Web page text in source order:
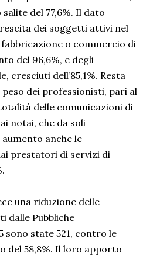
del 77,6%. Il dato
dei soggetti attivi nel
o commercio di
del 96,6%, e degli
cresciuti dell’85,1%. Resta
dei professionisti, pari al
delle comunicazioni di
notai, che da soli
anche le
prestatori di servizi di
una riduzione delle
dalle Pubbliche
sono state 521, contro le
del 58,8%. Il loro apporto